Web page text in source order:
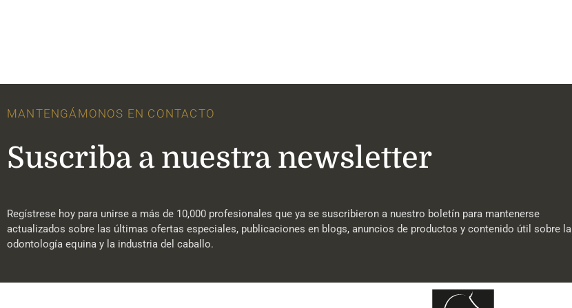
MANTENGÁMONOS EN CONTACTO
Suscriba a nuestra newsletter
Regístrese hoy para unirse a más de 10,000 profesionales que ya se suscribieron a nuestro boletín para mantenerse
actualizados sobre las últimas ofertas especiales, publicaciones en blogs, anuncios de productos y contenido útil sobre la
odontología equina y la industria del caballo.